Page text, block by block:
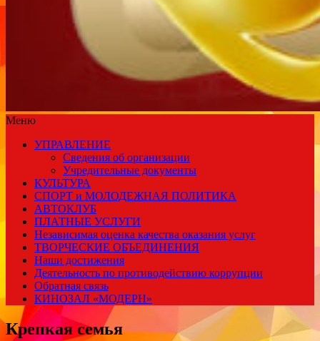
Меню
УПРАВЛЕНИЕ
Сведения об организации
Учредительные документы
КУЛЬТУРА
СПОРТ и МОЛОДЕЖНАЯ ПОЛИТИКА
АВТОКЛУБ
ПЛАТНЫЕ УСЛУГИ
Независимая оценка качества оказания услуг
ТВОРЧЕСКИЕ ОБЪЕДИНЕНИЯ
Наши достижения
Деятельность по противодействию коррупции
Обратная связь
КИНОЗАЛ «МОДЕРН»
Крепкая семья